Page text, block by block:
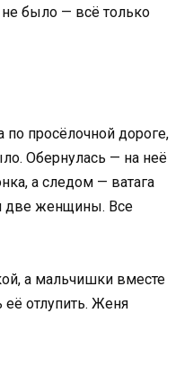
было — всё только
просёлочной дороге,
Обернулась — на неё
а следом — ватага
две женщины. Все
а мальчишки вместе
отлупить. Женя